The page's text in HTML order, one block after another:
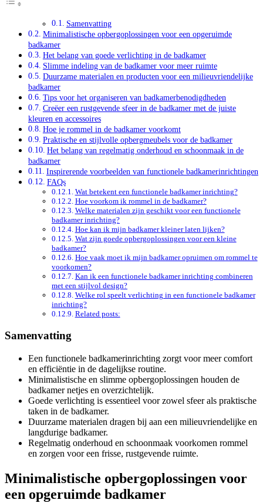
Samenvatting
Minimalistische opbergoplossingen voor een opgeruimde
badkamer
Het belang van goede verlichting in de badkamer
Slimme indeling van de badkamer voor meer ruimte
Duurzame materialen en producten voor een milieuvriendelijke
badkamer
Tips voor het organiseren van badkamerbenodigdheden
Creëer een rustgevende sfeer in de badkamer met de juiste
kleuren en accessoires
Hoe je rommel in de badkamer voorkomt
Praktische en stijlvolle opbergmeubels voor de badkamer
Het belang van regelmatig onderhoud en schoonmaak in de
badkamer
Inspirerende voorbeelden van functionele badkamerinrichtingen
FAQs
Wat betekent een functionele badkamer inrichting?
Hoe voorkom ik rommel in de badkamer?
Welke materialen zijn geschikt voor een functionele
badkamer inrichting?
Hoe kan ik mijn badkamer kleiner laten lijken?
Wat zijn goede opbergoplossingen voor een kleine
badkamer?
Hoe vaak moet ik mijn badkamer opruimen om rommel te
voorkomen?
Kan ik een functionele badkamer inrichting combineren
met een stijlvol design?
Welke rol speelt verlichting in een functionele badkamer
inrichting?
Related posts:
Samenvatting
Een functionele badkamerinrichting zorgt voor meer comfort
en efficiëntie in de dagelijkse routine.
Minimalistische en slimme opbergoplossingen houden de
badkamer netjes en overzichtelijk.
Goede verlichting is essentieel voor zowel sfeer als praktische
taken in de badkamer.
Duurzame materialen dragen bij aan een milieuvriendelijke en
langdurige badkamer.
Regelmatig onderhoud en schoonmaak voorkomen rommel
en zorgen voor een frisse, rustgevende ruimte.
Minimalistische opbergoplossingen voor
een opgeruimde badkamer